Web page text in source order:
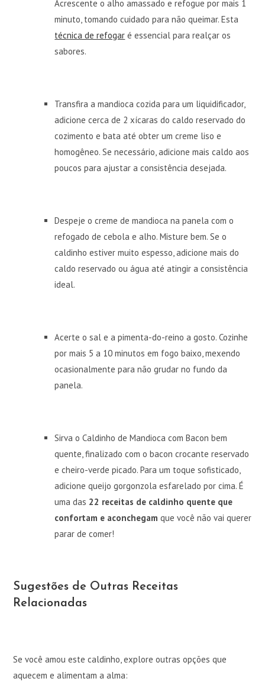
Acrescente o alho amassado e refogue por mais 1
minuto, tomando cuidado para não queimar. Esta
técnica de refogar é essencial para realçar os
sabores.
Transfira a mandioca cozida para um liquidificador,
adicione cerca de 2 xícaras do caldo reservado do
cozimento e bata até obter um creme liso e
homogêneo. Se necessário, adicione mais caldo aos
poucos para ajustar a consistência desejada.
Despeje o creme de mandioca na panela com o
refogado de cebola e alho. Misture bem. Se o
caldinho estiver muito espesso, adicione mais do
caldo reservado ou água até atingir a consistência
ideal.
Acerte o sal e a pimenta-do-reino a gosto. Cozinhe
por mais 5 a 10 minutos em fogo baixo, mexendo
ocasionalmente para não grudar no fundo da
panela.
Sirva o Caldinho de Mandioca com Bacon bem
quente, finalizado com o bacon crocante reservado
e cheiro-verde picado. Para um toque sofisticado,
adicione queijo gorgonzola esfarelado por cima. É
uma das 22 receitas de caldinho quente que
confortam e aconchegam que você não vai querer
parar de comer!
Sugestões de Outras Receitas
Relacionadas
Se você amou este caldinho, explore outras opções que
aquecem e alimentam a alma: